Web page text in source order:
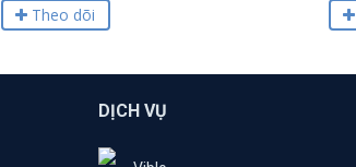
Theo dõi
DỊCH VỤ